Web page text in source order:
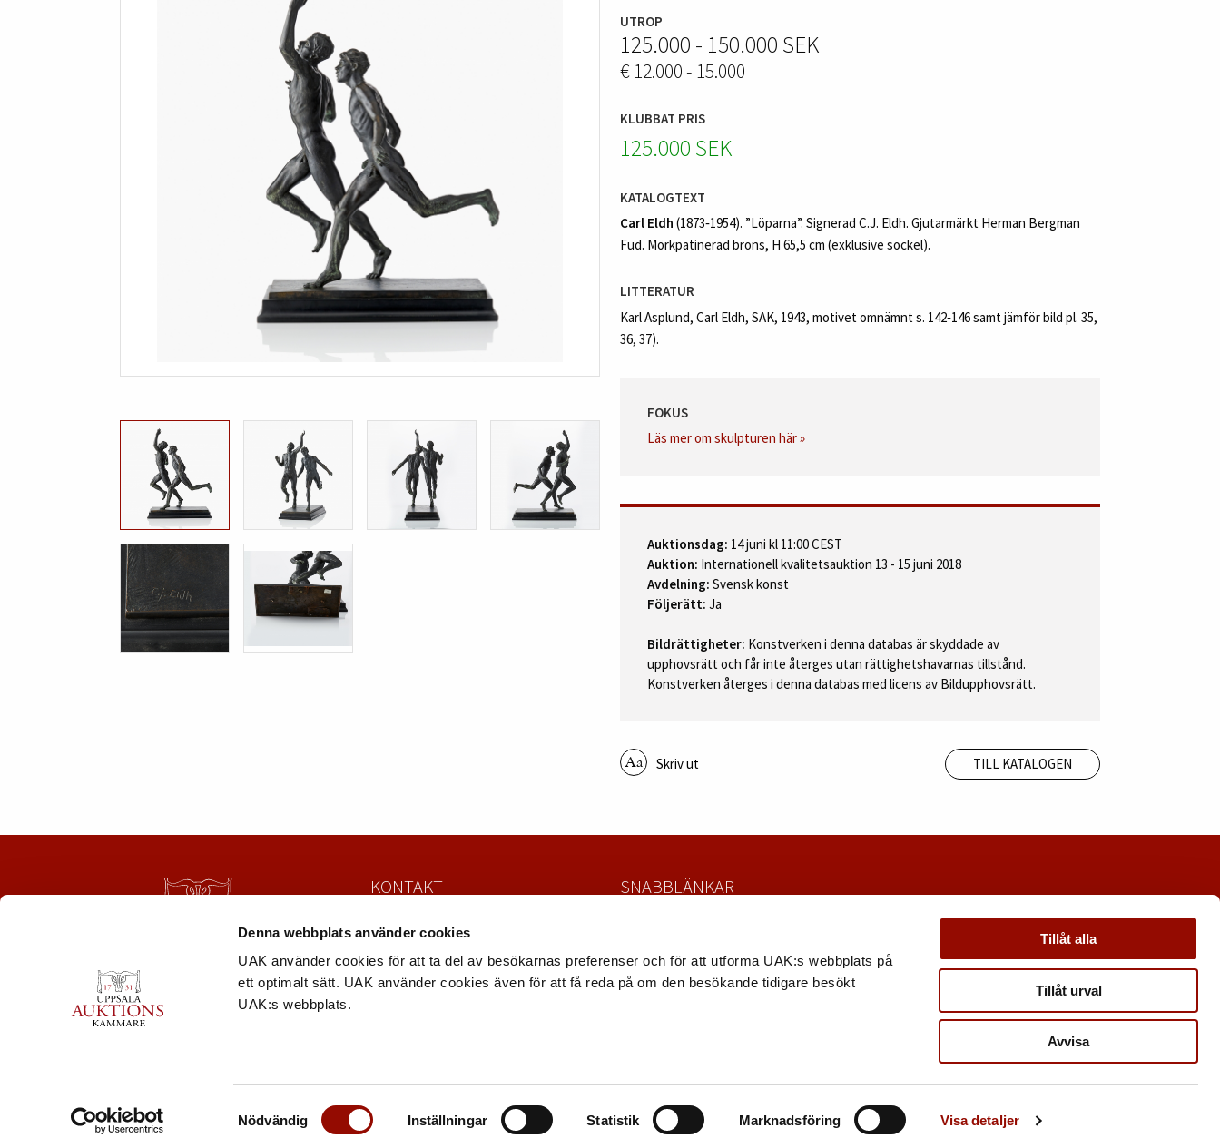
Denna webbplats använder cookies
UAK använder cookies för att ta del av besökarnas preferenser och för att utforma UAK:s webbplats på
ett optimalt sätt. UAK använder cookies även för att få reda på om den besökande tidigare besökt
UAK:s webbplats.
Samtyckesval
Nödvändig Inställningar Statistik Marknadsföring Visa detaljer
Tillåt alla
Tillåt urval
Avvisa
UTROP
125.000 - 150.000 SEK
€ 12.000 - 15.000
KLUBBAT PRIS
125.000 SEK
KATALOGTEXT
Carl Eldh (1873‑1954). ”Löparna”. Signerad C.J. Eldh. Gjutarmärkt Herman Bergman
Fud. Mörkpatinerad brons, H 65,5 cm (exklusive sockel).
LITTERATUR
Karl Asplund, Carl Eldh, SAK, 1943, motivet omnämnt s. 142‑146 samt jämför bild pl. 35,
36, 37).
FOKUS
Läs mer om skulpturen här »
Auktionsdag: 14 juni kl 11:00 CEST
Auktion: Internationell kvalitetsauktion 13 - 15 juni 2018
Avdelning: Svensk konst
Följerätt: Ja
Bildrättigheter: Konstverken i denna databas är skyddade av
upphovsrätt och får inte återges utan rättighetshavarnas tillstånd.
Konstverken återges i denna databas med licens av Bildupphovsrätt.
Skriv ut TILL KATALOGEN
KONTAKT
Säbygatan 4
753 23 Uppsala
Tel:018 – 12 12 22
SNABBLÄNKAR
Nyhetsbrev
Fullständiga villkor